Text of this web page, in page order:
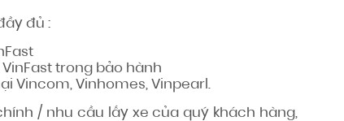
đủ :
trong bảo hành
Vincom, Vinhomes, Vinpearl.
/ nhu cầu lấy xe của quý khách hàng,